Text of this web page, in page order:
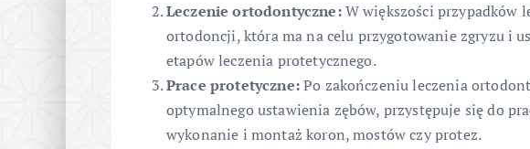
Leczenie ortodontyczne:W większości przypadków
ortodoncji, która ma na celu przygotowanie zgryzu i
etapów leczenia protetycznego.
Prace protetyczne:Po zakończeniu leczenia
optymalnego ustawienia zębów, przystępuje się do
wykonanie i montaż koron, mostów czy protez.